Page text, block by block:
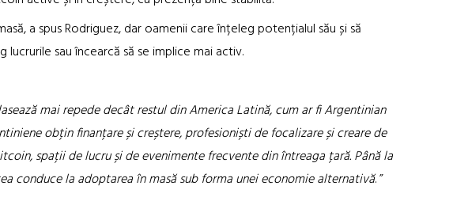
a spus Rodriguez, dar oamenii care înțeleg potențialul său și să
lucrurile sau încearcă să se implice mai activ.
mai repede decât restul din America Latină, cum ar fi Argentinian
obțin finanțare și creștere, profesioniști de focalizare și creare de
spații de lucru și de evenimente frecvente din întreaga țară. Până la
conduce la adoptarea în masă sub forma unei economie alternativă. ”